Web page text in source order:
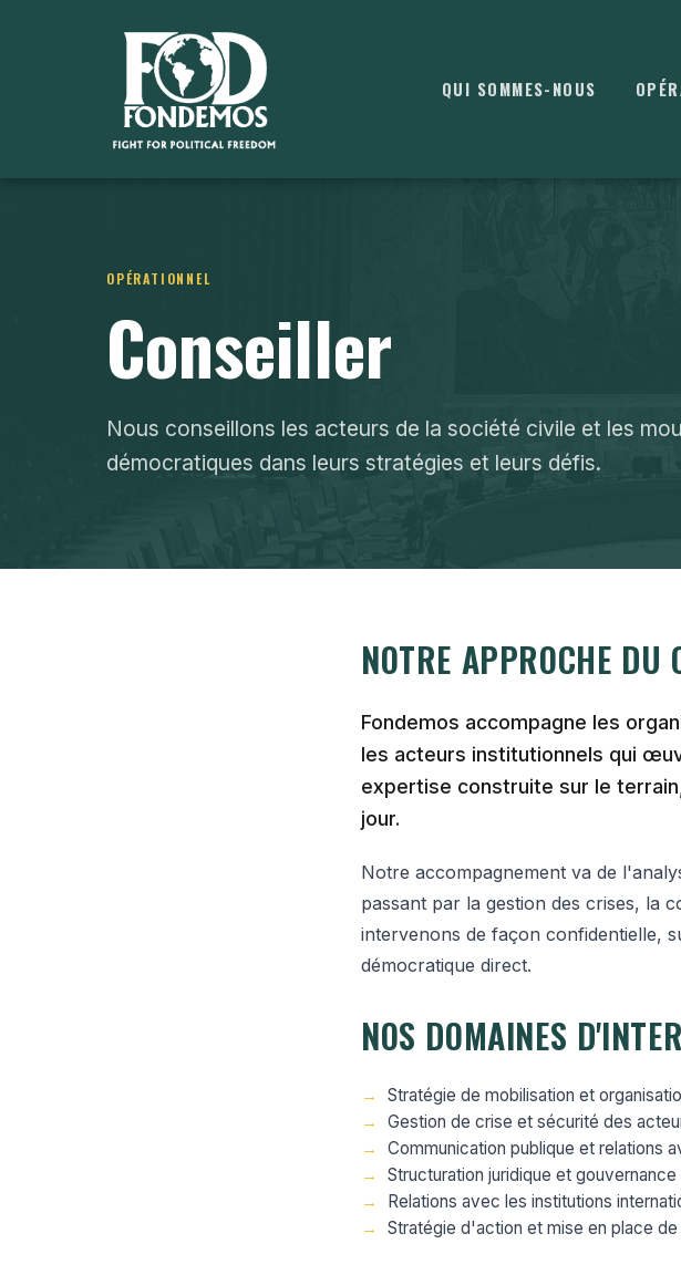
QUI SOMMES-NOUS
OPÉRATIONNEL
Conseiller
Nous conseillons les acteurs de la société civile et les
démocratiques dans leurs stratégies et leurs défis.
NOTRE APPROCHE DU
Fondemos accompagne les
les acteurs institutionnels qui
expertise construite sur le
jour.
Notre accompagnement va de
passant par la gestion des crises, la
intervenons de façon confidentielle,
démocratique direct.
NOS DOMAINES
Stratégie de mobilisation et
Gestion de crise et sécurité des
Communication publique et relations
Structuration juridique et
Relations avec les institutions
Stratégie d'action et mise en place